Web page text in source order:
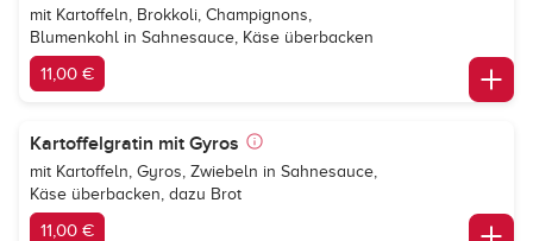
mit Kartoffeln, Brokkoli, Champignons,
Blumenkohl in Sahnesauce, Käse überbacken
11,00 €
Kartoffelgratin mit Gyros
mit Kartoffeln, Gyros, Zwiebeln in Sahnesauce,
Käse überbacken, dazu Brot
11,00 €